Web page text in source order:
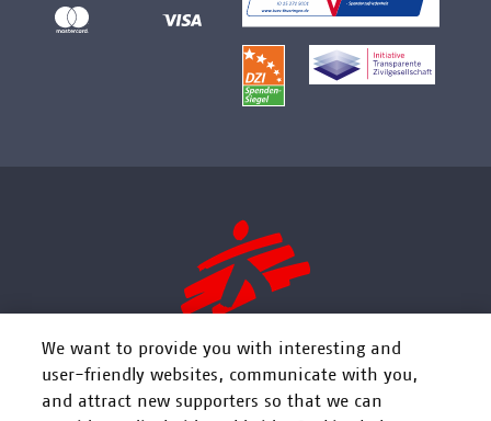
We want to provide you with interesting and
user-friendly websites, communicate with you,
and attract new supporters so that we can